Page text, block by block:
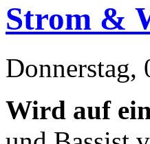
Strom &
Donnerstag,
Wird auf